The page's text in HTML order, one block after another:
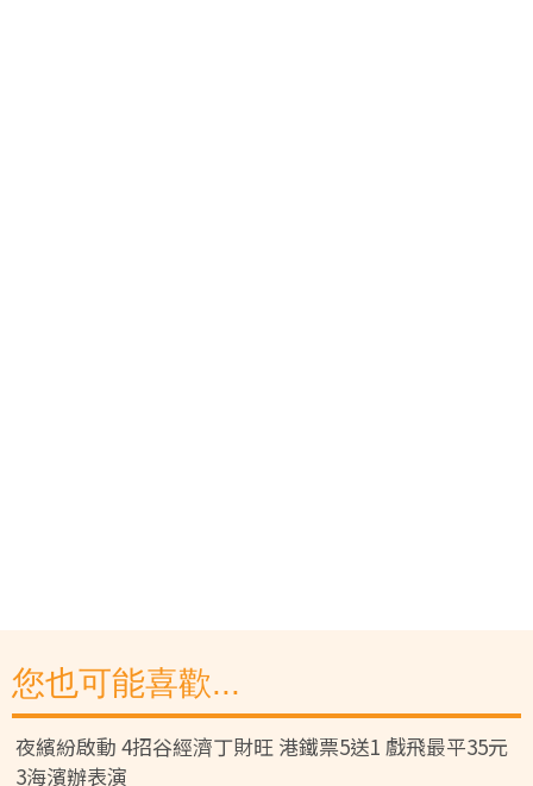
您也可能喜歡...
夜繽紛啟動 4招谷經濟丁財旺 港鐵票5送1 戲飛最平35元
3海濱辦表演